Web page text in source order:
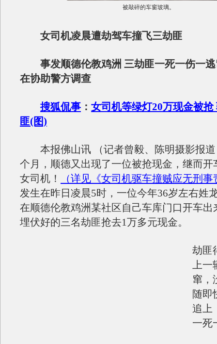
被敲碎的车窗玻璃。
女司机凌晨遭劫驾车撞飞三劫匪
事发顺德伦教鸡洲 三劫匪一死一伤一逃
在协助警方调查
搜狐侃事 ： 女司机等绿灯20万现金被抢
匪(图)
本报佛山讯 （记者曾毅、陈明摄影报道
个月，顺德又出现了一位被抢现金，继而开
女司机！
（详见《女司机驱车撞贼应无刑
发生在昨日凌晨5时，一位今年36岁左右姓
在顺德伦教鸡洲某社区自己车库门口开车出
埋伏好的三名劫匪抢去1万多元现金。
劫匪
上一
窜，
随即
追上
一死